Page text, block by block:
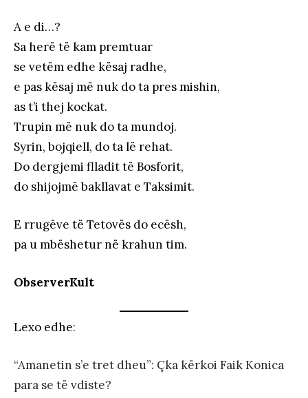
A e di…?
Sa herë të kam premtuar
se vetëm edhe kësaj radhe,
e pas kësaj më nuk do ta pres mishin,
as t’i thej kockat.
Trupin më nuk do ta mundoj.
Syrin, bojqiell, do ta lë rehat.
Do dergjemi flladit të Bosforit,
do shijojmë bakllavat e Taksimit.
E rrugëve të Tetovës do ecësh,
pa u mbëshetur në krahun tim.
ObserverKult
Lexo edhe:
“Amanetin s’e tret dheu”: Çka kërkoi Faik Konica
para se të vdiste?